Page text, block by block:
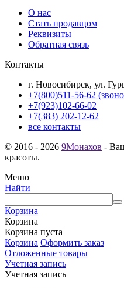
О нас
Стать продавцом
Реквизиты
Обратная связь
Контакты
г. Новосибирск, ул.
+7(800)511-56-62
+7(923)102-66-02
+7(383) 202-12-62
все контакты
© 2016 - 2026 9Монахов -
красоты.
Меню
Найти
Корзина
Корзина
Корзина пуста
Корзина Оформить заказ
Отложенные товары
Учетная запись
Учетная запись